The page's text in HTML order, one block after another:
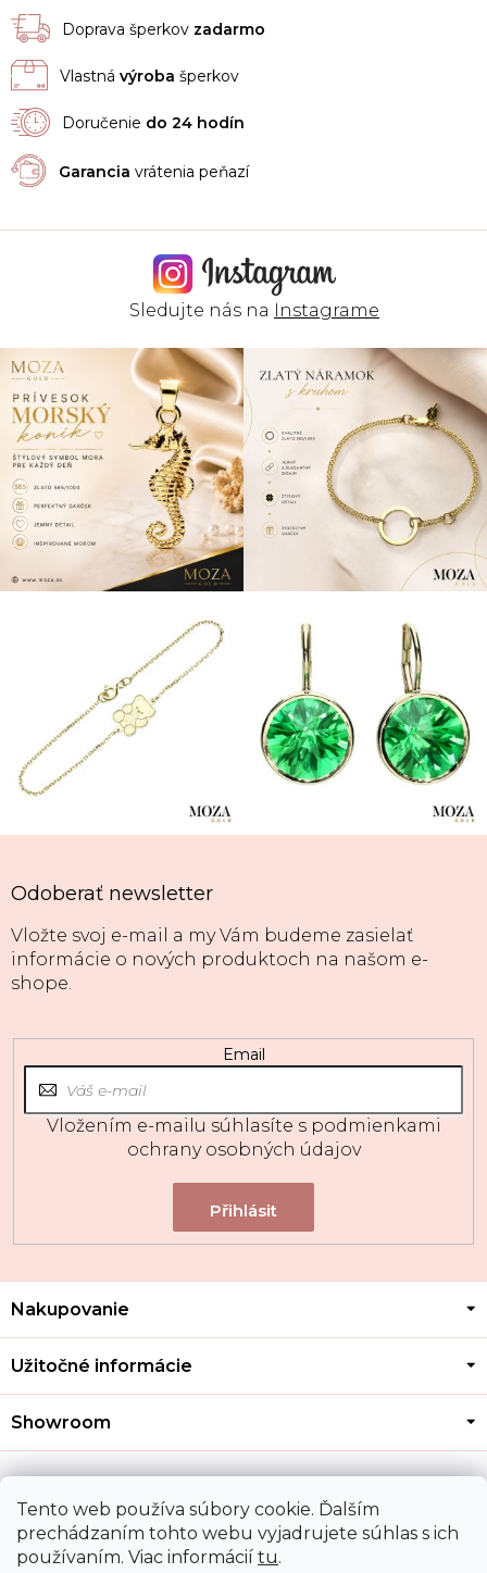
Tento web používa súbory cookie. Ďalším
prechádzaním tohto webu vyjadrujete súhlas s ich
používaním. Viac informácií tu.
a
p
v
k
v
p
i
s
Doprava šperkov zadarmo
Vlastná výroba šperkov
Doručenie do 24 hodín
Garancia vrátenia peňazí
Sledujte nás na Instagrame
Odoberať newsletter
Vložte svoj e-mail a my Vám budeme zasielať
informácie o nových produktoch na našom e-
shope.
Email
Vložením e-mailu súhlasíte s podmienkami
ochrany osobných údajov
Z
p
t
Nakupovanie
Užitočné informácie
Showroom
Kontakt